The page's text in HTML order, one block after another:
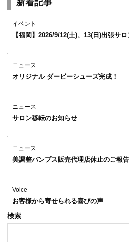
新着記事
イベント
【福岡】2026/9/12(土)、13(日)出張サロ
ニュース
オリジナル ダービーシューズ完成！
ニュース
サロン移転のお知らせ
ニュース
美調整パンプス販売代理店休止のご報告
Voice
お客様から寄せられる喜びの声
検索